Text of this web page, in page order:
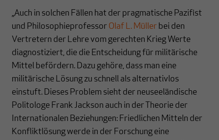
„Auch in solchen Fällen hat der pragmatische Pazifist
und Philosophieprofessor Olaf L. Müller bei den
Vertretern der Lehre vom gerechten Krieg Werte
diagnostiziert, die die Entscheidung für militärische
Mittel befördern. Dazu gehöre, dass man eine
militärische Lösung zu schnell als alternativlos
einstuft. Dieses Problem sieht der neuseeländische
Politologe Frank Jackson auch in der Theorie der
Internationalen Beziehungen: Friedlichen Mitteln der
Konfliktlösung werde in der Forschung eine